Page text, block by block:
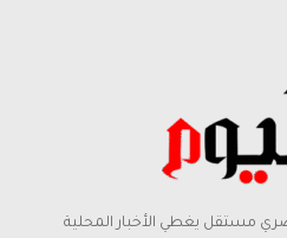
مستقل يغطي الأخبار المحلية